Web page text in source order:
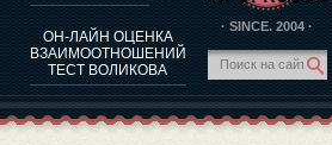
ОН-ЛАЙН ОЦЕНКА
ВЗАИМООТНОШЕНИЙ
ТЕСТ ВОЛИКОВА
· SINCE. 2004 ·
О ПРОГРАММЕ
ТЕСТ НА СОВМЕСТИМОСТЬ
ПРОГНОЗЫ И